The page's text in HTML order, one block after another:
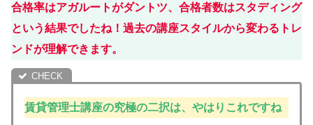
合格率はアガルートがダントツ、合格者数はスタディング
という結果でしたね！ 過去の講座スタイルから変わるトレ
ンドが理解できます。
賃貸管理士講座の究極の二択は、 やはり これですね